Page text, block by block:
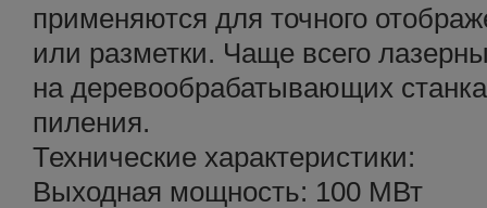
применяются для точного
или разметки. Чаще всего
на деревообрабатывающих
пиления.
Технические характеристики:
Выходная мощность: 100 МВт